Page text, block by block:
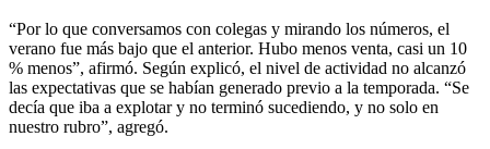
“Por lo que conversamos con colegas y mirando los números, el
verano fue más bajo que el anterior. Hubo menos venta, casi un 10
% menos”, afirmó. Según explicó, el nivel de actividad no alcanzó
las expectativas que se habían generado previo a la temporada. “Se
decía que iba a explotar y no terminó sucediendo, y no solo en
nuestro rubro”, agregó.